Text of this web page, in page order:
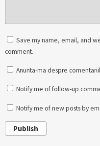
Save my name, email, and
comment.
Anunta-ma despre
Notify me of follow-up
Notify me of new posts by
Publish